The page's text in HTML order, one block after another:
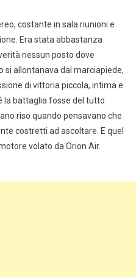
costante in sala riunioni e
Era stata abbastanza
nessun posto dove
si allontanava dal marciapiede,
di vittoria piccola, intima e
la battaglia fosse del tutto
riso quando pensavano che
costretti ad ascoltare. E quel
volato da Orion Air.